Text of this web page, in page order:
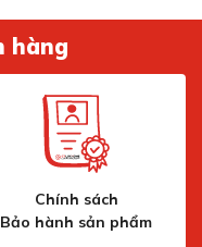
đầu hút riêng biệt
sàn gỗ hay đá, sẽ
cẩn thận, nhờ vào
hút bụi có dây Bosch
gỗ tích hợp trong
không gây hư hại
từ lông tự nhiên.
hàng
Chính sách
Bảo hành sản phẩm